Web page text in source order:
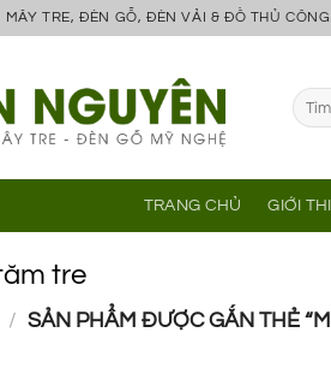
MÂY TRE, ĐÈN GỖ, ĐÈN VẢI & ĐỒ THỦ
Tìm
kiếm:
TRANG CHỦ GIỚI
tre
/ SẢN PHẨM ĐƯỢC GẮN THẺ